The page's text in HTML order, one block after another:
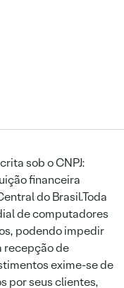
sob o CNPJ:
financeira
do Brasil.Toda
de computadores
podendo impedir
recepção de
exime-se de
por seus clientes,